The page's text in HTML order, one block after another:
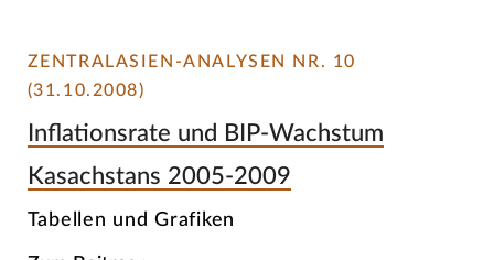
ZENTRALASIEN-ANALYSEN NR. 10
(31.10.2008)
Inflationsrate und BIP-Wachstum
Kasachstans 2005-2009
Tabellen und Grafiken